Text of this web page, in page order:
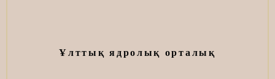
Ұлттық ядролық орталық